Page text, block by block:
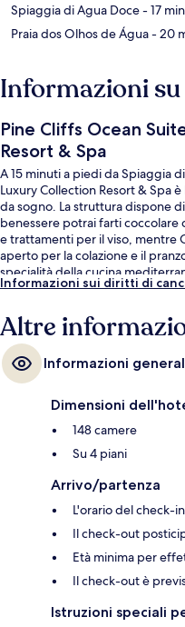
Spiaggia di Agua Doce- 17
Praia dos Olhos de Água- 20
Informazioni
Pine Cliffs Ocean
Resort & Spa
A 15 minuti a piedi da Spiaggia
Luxury Collection Resort & Spa
da sogno. La struttura dispone
benessere potrai farti coccolare
e trattamenti per il viso, mentre
aperto per la colazione e il
specialità della cucina
piscine all'aperto e 3 bar a bordo
Informazioni sui diritti di
Altre
Informazioni
Dimensioni
148 camere
Su 4 piani
Arrivo/partenza
L'orario del check-
Il check-out
Età minima per
Il check-out è
Istruzioni speciali